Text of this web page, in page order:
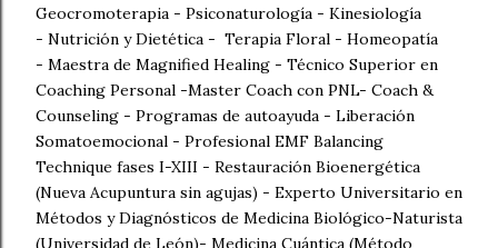
Geocromoterapia - Psiconaturología - Kinesiología
- Nutrición y Dietética - Terapia Floral - Homeopatía
- Maestra de Magnified Healing - Técnico Superior en
Coaching Personal -Master Coach con PNL- Coach &
Counseling - Programas de autoayuda - Liberación
Somatoemocional - Profesional EMF Balancing
Technique fases I-XIII - Restauración Bioenergética
(Nueva Acupuntura sin agujas) - Experto Universitario en
Métodos y Diagnósticos de Medicina Biológico-Naturista
(Universidad de León)- Medicina Cuántica (Método